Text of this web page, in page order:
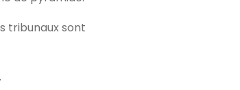
tribunaux sont
.